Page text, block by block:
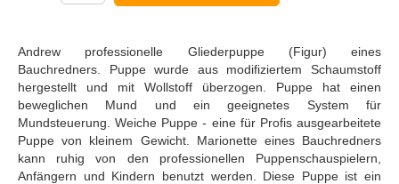
Andrew professionelle Gliederpuppe (Figur) eines
Bauchredners. Puppe wurde aus modifiziertem Schaumstoff
hergestellt und mit Wollstoff überzogen. Puppe hat einen
beweglichen Mund und ein geeignetes System für
Mundsteuerung. Weiche Puppe - eine für Profis ausgearbeitete
Puppe von kleinem Gewicht. Marionette eines Bauchredners
kann ruhig von den professionellen Puppenschauspielern,
Anfängern und Kindern benutzt werden. Diese Puppe ist ein